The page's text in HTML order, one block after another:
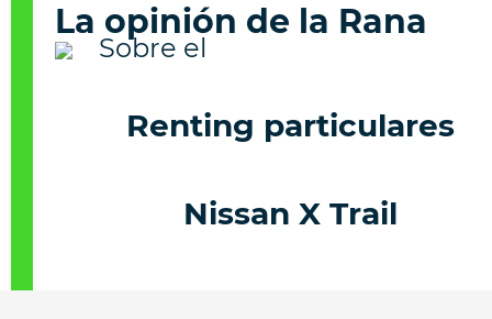
La opinión de la Rana
Renting particulares
Nissan X Trail